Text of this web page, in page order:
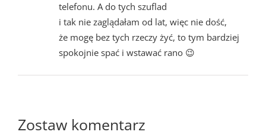
telefonu. A do tych szuflad
i tak nie zaglądałam od lat, więc nie dość,
że mogę bez tych rzeczy żyć, to tym bardziej
spokojnie spać i wstawać rano 😉
Zostaw komentarz